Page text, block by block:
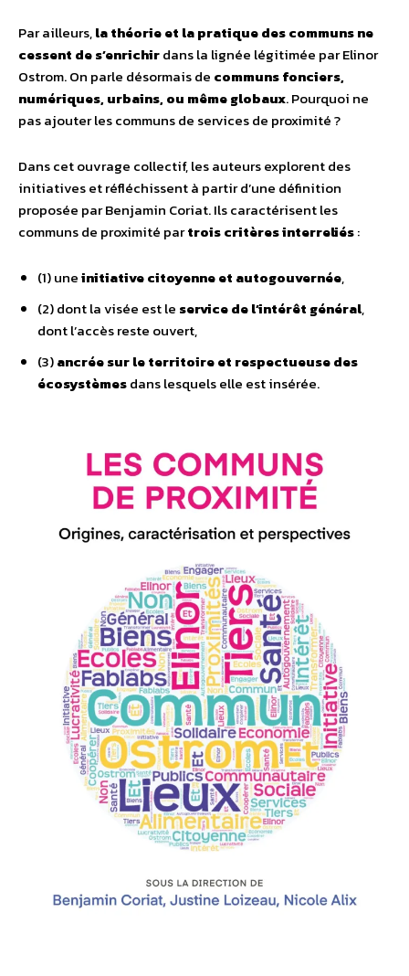
Par ailleurs,la théorie et la pratique des communs ne
cessent de s’enrichirdans la lignée légitimée par Elinor
Ostrom. On parle désormais de communs fonciers,
numériques, urbains, ou même globaux. Pourquoi ne
pas ajouter les communs de services de proximité ?
Dans cet ouvrage collectif, les auteurs explorent des
initiatives et réfléchissent à partir d’une définition
proposée par Benjamin Coriat. Ils caractérisent les
communs de proximité partrois critères interreliés:
(1) uneinitiative citoyenne et autogouvernée,
(2) dont la visée est le service de l’intérêt général,
dont l’accès reste ouvert,
(3)ancrée sur le territoire et respectueuse des
écosystèmesdans lesquels elle est insérée.